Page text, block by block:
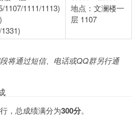
1107/1111/1113)
地点：文澜楼一
层 1107
将通过短信、电话或QQ群另行通
，总成绩满分为300分。